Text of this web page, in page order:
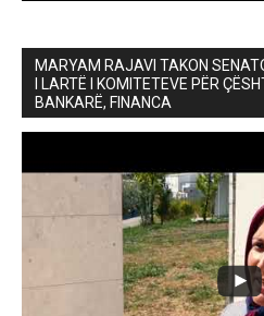
MARYAM RAJAVI TAKON
I LARTË I KOMITETEVE PËR
BANKARË, FINANCA